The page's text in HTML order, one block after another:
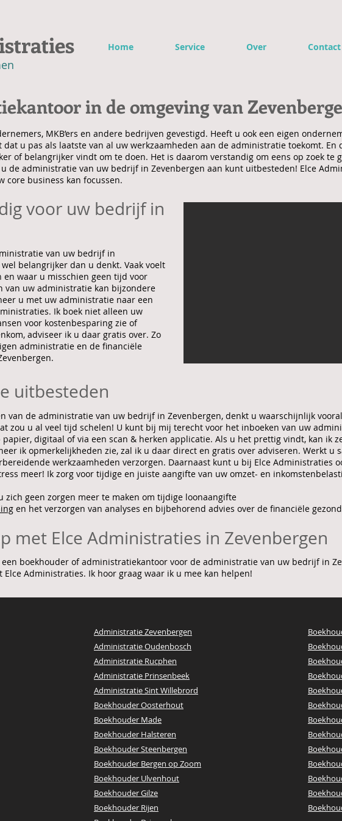
Home Service Over Contact
in de omgeving van
MKB’ers en andere bedrijven gevestigd. Heeft u ook een eigen
dat u pas als laatste van al uw werkzaamheden aan de administratie toekomt.
of belangrijker vindt om te doen. Het is daarom verstandig om eens op zoek te
de administratie van uw bedrijf in Zevenbergen aan kunt uitbesteden! Elce
core business kan focussen.
voor uw bedrijf in
van uw bedrijf in
belangrijker dan u denkt. Vaak voelt
waar u misschien geen tijd voor
van uw administratie kan bijzondere
u met uw administratie naar een
Ik boek niet alleen uw
voor kostenbesparing zie of
adviseer ik u daar gratis over. Zo
administratie en de financiële
uitbesteden
van de administratie van uw bedrijf in Zevenbergen, denkt u waarschijnlijk
zou u al veel tijd schelen! U kunt bij mij terecht voor het inboeken van uw
digitaal of via een scan & herken applicatie. Als u het prettig vindt, kan ik
ik opmerkelijkheden zie, zal ik u daar direct en gratis over adviseren. Werkt u
werkzaamheden verzorgen. Daarnaast kunt u bij Elce Administraties
meer! Ik zorg voor tijdige en juiste aangifte van uw omzet- en
zich geen zorgen meer te maken om tijdige loonaangifte
en het verzorgen van analyses en bijbehorend advies over de financiële
met Elce Administraties in Zevenbergen
boekhouder of administratiekantoor voor de administratie van uw bedrijf in
Elce Administraties. Ik hoor graag waar ik u mee kan helpen!
Administratie Zevenbergen
Administratie Oudenbosch
Administratie Rucphen
Administratie Prinsenbeek
Administratie Sint Willebrord
Boekhouder Oosterhout
Boekhouder Made
Boekhouder Halsteren
Boekhouder Steenbergen
Boekhouder Bergen op Zoom
​Boekhouder Ulvenhout
Boekhouder Gilze
Boekhouder Rijen